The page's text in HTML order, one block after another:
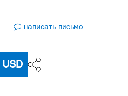
написать письмо
USD